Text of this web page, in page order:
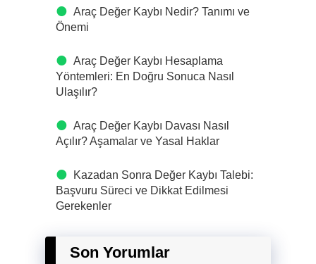
Araç Değer Kaybı Nedir? Tanımı ve
Önemi
Araç Değer Kaybı Hesaplama
Yöntemleri: En Doğru Sonuca Nasıl
Ulaşılır?
Araç Değer Kaybı Davası Nasıl
Açılır? Aşamalar ve Yasal Haklar
Kazadan Sonra Değer Kaybı Talebi:
Başvuru Süreci ve Dikkat Edilmesi
Gerekenler
Son Yorumlar